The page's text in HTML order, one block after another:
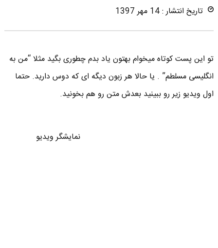
تاریخ انتشار : 14 مهر 1397
تو این پست کوتاه میخوام بهتون یاد بدم چطوری بگید مثلا “من به
انگلیسی مسلطم” . یا حالا هر زبون دیگه ای که دوس دارید. حتما
اول ویدیو زیر رو ببینید بعدش متن رو هم بخونید.
نمایشگر ویدیو